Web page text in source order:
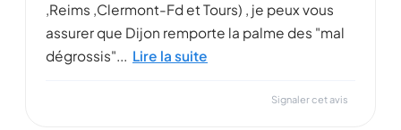
,Reims ,Clermont-Fd et Tours) , je peux vous
assurer que Dijon remporte la palme des "mal
dégrossis"... Lire la suite
Signaler cet avis